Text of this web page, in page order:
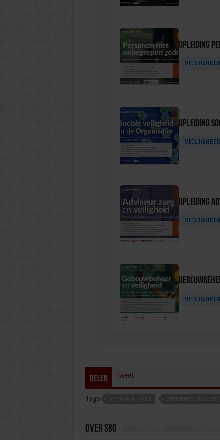
Opleiding
VEILIGHEID
Opleiding
VEILIGHEID
Opleiding
VEILIGHEID
VEILIGHEID
Delen tweet
Tags
Over sbo